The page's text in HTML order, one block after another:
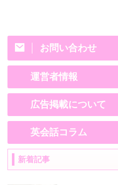
お問い合わせ
運営者情報
広告掲載について
英会話コラム
新着記事